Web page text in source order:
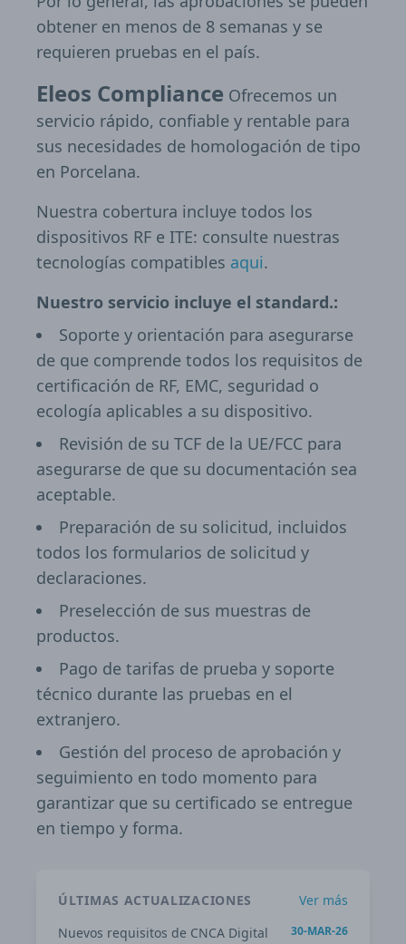
obtener en menos de 8 semanas y se
requieren pruebas en el país.
Eleos Compliance Ofrecemos un
servicio rápido, confiable y rentable para
sus necesidades de homologación de tipo
en Porcelana.
Nuestra cobertura incluye todos los
dispositivos RF e ITE: consulte nuestras
tecnologías compatibles aqui.
Nuestro servicio incluye el standard.:
Soporte y orientación para asegurarse
de que comprende todos los requisitos de
certificación de RF, EMC, seguridad o
ecología aplicables a su dispositivo.
Revisión de su TCF de la UE/FCC para
asegurarse de que su documentación sea
aceptable.
Preparación de su solicitud, incluidos
todos los formularios de solicitud y
declaraciones.
Preselección de sus muestras de
productos.
Pago de tarifas de prueba y soporte
técnico durante las pruebas en el
extranjero.
Gestión del proceso de aprobación y
seguimiento en todo momento para
garantizar que su certificado se entregue
en tiempo y forma.
ÚLTIMAS ACTUALIZACIONES
Ver más
Nuevos requisitos de CNCA Digital
30-MAR-26